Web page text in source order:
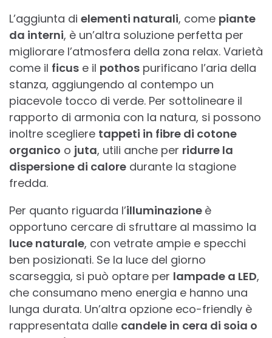
L’aggiunta di elementi naturali, come piante
da interni, è un’altra soluzione perfetta per
migliorare l’atmosfera della zona relax. Varietà
come il ficus e il pothos purificano l’aria della
stanza, aggiungendo al contempo un
piacevole tocco di verde. Per sottolineare il
rapporto di armonia con la natura, si possono
inoltre scegliere tappeti in fibre di cotone
organico o juta, utili anche per ridurre la
dispersione di calore durante la stagione
fredda.
Per quanto riguarda l’illuminazione è
opportuno cercare di sfruttare al massimo la
luce naturale, con vetrate ampie e specchi
ben posizionati. Se la luce del giorno
scarseggia, si può optare per lampade a LED,
che consumano meno energia e hanno una
lunga durata. Un’altra opzione eco-friendly è
rappresentata dalle candele in cera di soia o